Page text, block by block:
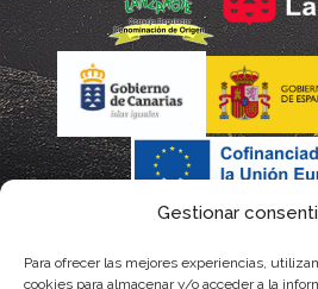
Gestionar
Para ofrecer las mejores experiencias,
cookies para almacenar y/o acceder a la